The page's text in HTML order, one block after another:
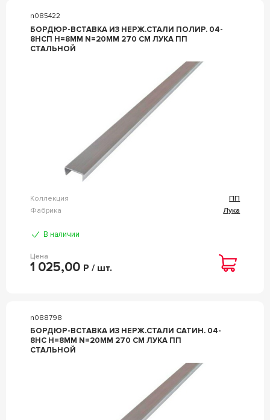
n085422
БОРДЮР-ВСТАВКА ИЗ НЕРЖ.СТАЛИ ПОЛИР. 04-
8НСП H=8ММ N=20ММ 270 СМ ЛУКА ПП
СТАЛЬНОЙ
Коллекция
ПП
Фабрика
Лука
В наличии
Цена
1 025,00 Р / шт.
n088798
БОРДЮР-ВСТАВКА ИЗ НЕРЖ.СТАЛИ САТИН. 04-
8НС H=8ММ N=20ММ 270 СМ ЛУКА ПП
СТАЛЬНОЙ